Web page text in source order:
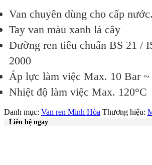
Van chuyên dùng cho cấp nước.
Tay van màu xanh lá cây
Đường ren tiêu chuẩn BS 21 /
2000
Áp lực làm việc Max. 10 Bar ~
Nhiệt độ làm việc Max. 120°C
Danh mục: Van ren Minh Hòa Thương hiệu:
Liên hệ ngay